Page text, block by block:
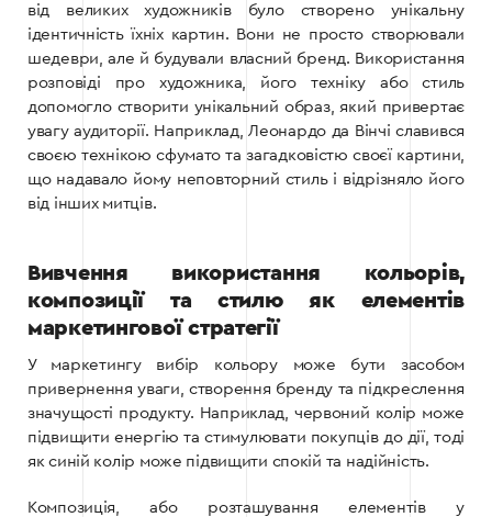
від великих художників було створено унікальну
ідентичність їхніх картин. Вони не просто створювали
шедеври, але й будували власний бренд. Використання
розповіді про художника, його техніку або стиль
допомогло створити унікальний образ, який привертає
увагу аудиторії. Наприклад, Леонардо да Вінчі славився
своєю технікою сфумато та загадковістю своєї картини,
що надавало йому неповторний стиль і відрізняло його
від інших митців.
Вивчення використання кольорів,
композиції та стилю як елементів
маркетингової стратегії
У маркетингу вибір кольору може бути засобом
привернення уваги, створення бренду та підкреслення
значущості продукту. Наприклад, червоний колір може
підвищити енергію та стимулювати покупців до дії, тоді
як синій колір може підвищити спокій та надійність.
Композиція, або розташування елементів у